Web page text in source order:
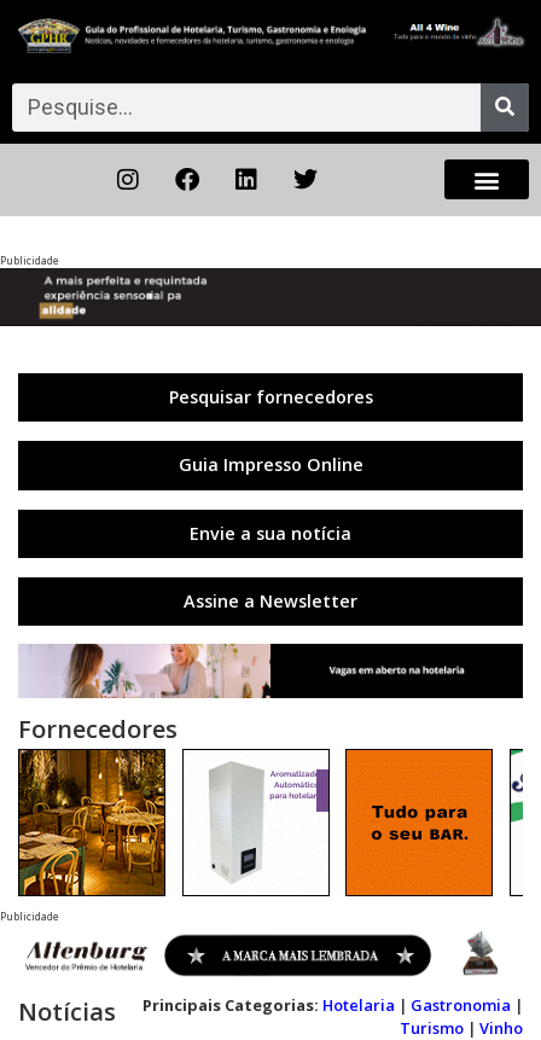
Publicidade
Pesquisar fornecedores
Guia Impresso Online
Envie a sua notícia
Assine a Newsletter
Fornecedores
Publicidade
Notícias Principais Categorias: Hotelaria | Gastronomia |
Turismo | Vinho